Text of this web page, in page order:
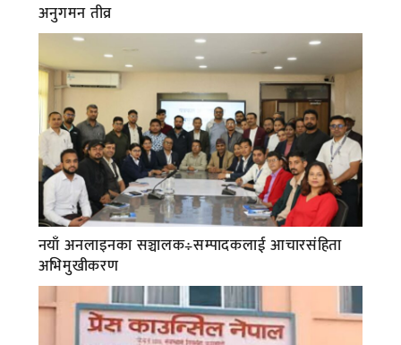
अनुगमन तीव्र
नयाँ अनलाइनका सञ्चालक÷सम्पादकलाई आचारसंहिता
अभिमुखीकरण